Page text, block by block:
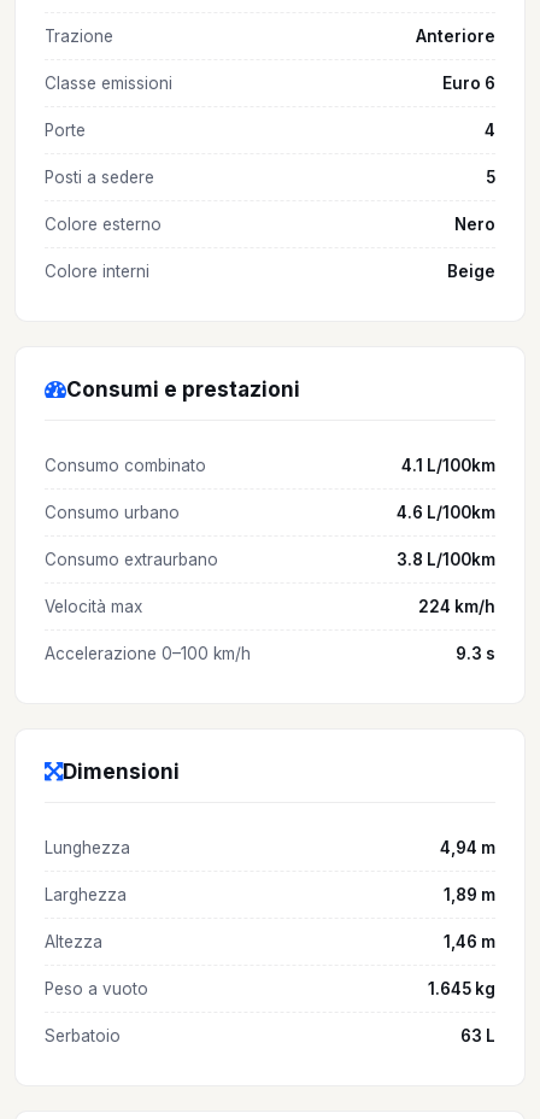
Trazione Anteriore
Classe emissioni Euro 6
Porte 4
Posti a sedere 5
Colore esterno Nero
Colore interni Beige
Consumi e prestazioni
Consumo combinato 4.1 L/100km
Consumo urbano 4.6 L/100km
Consumo extraurbano 3.8 L/100km
Velocità max 224 km/h
Accelerazione 0–100 km/h 9.3 s
Dimensioni
Lunghezza 4,94 m
Larghezza 1,89 m
Altezza 1,46 m
Peso a vuoto 1.645 kg
Serbatoio 63 L